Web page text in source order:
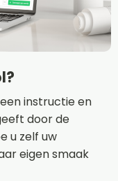
instructie en
door de
u zelf uw
eigen smaak